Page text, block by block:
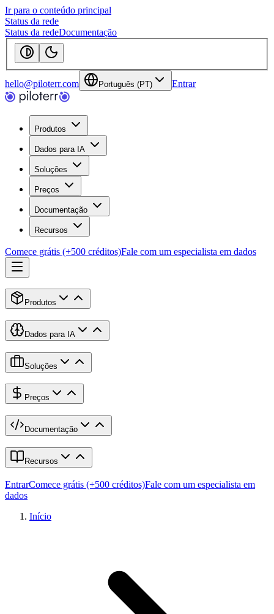
Ir para o conteúdo principal
Status da rede
Status da redeDocumentação
hello@piloterr.com Português (PT) Entrar
Produtos
Dados para IA
Soluções
Preços
Documentação
Recursos
Comece grátis (+500 créditos)Fale com um especialista em dados
Produtos
Dados para IA
Soluções
Preços
Documentação
Recursos
EntrarComece grátis (+500 créditos)Fale com um especialista em
dados
Início